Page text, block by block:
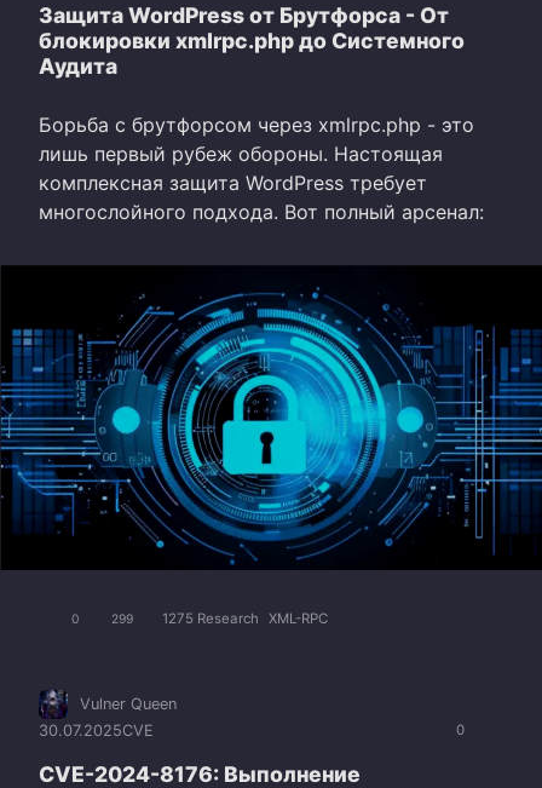
Защита WordPress от Брутфорса - От
блокировки xmlrpc.php до Системного
Аудита
Борьба с брутфорсом через xmlrpc.php - это
лишь первый рубеж обороны. Настоящая
комплексная защита WordPress требует
многослойного подхода. Вот полный арсенал:
0 299 1275 Research XML-RPC
0
Vulner Queen
30.07.2025CVE
CVE-2024-8176: Выполнение